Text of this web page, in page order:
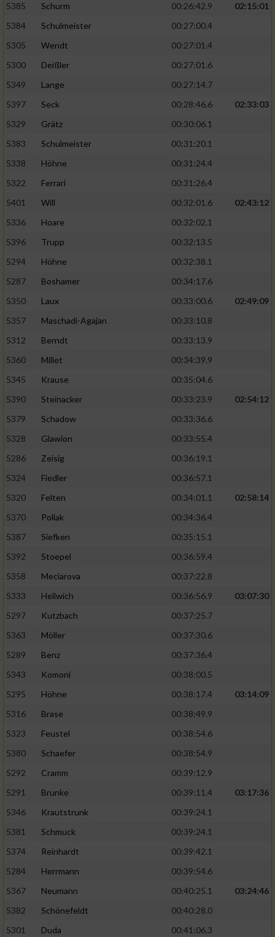
5385 Schurm 00:26:42.9
02:15:01
5384
Schulmeister
00:27:00.4
5305
Wendt
00:27:01.4
5300
Deißler
00:27:01.6
5349
Lange
00:27:14.7
5397
Seck 00:28:46.6
02:33:03
5329
Grätz
00:30:06.1
5383
Schulmeister
00:31:20.1
5338
Höhne
00:31:24.4
5322
Ferrari
00:31:26.4
5401
Will 00:32:01.6
02:43:12
5336
Hoare
00:32:02.1
5396
Trupp
00:32:13.5
5294
Höhne
00:32:38.1
5287
Boshamer
00:34:17.6
5350
Laux 00:33:00.6
02:49:09
5357
Maschadi-Agajan
00:33:10.8
5312
Berndt
00:33:13.9
5360
Millet
00:34:39.9
5345
Krause
00:35:04.6
5390
Steinacker 00:33:23.9
02:54:12
5379
Schadow
00:33:36.6
5328
Glawion
00:33:55.4
5286
Zeisig
00:36:19.1
5324
Fiedler
00:36:57.1
5320
Felten 00:34:01.1
02:58:14
5370
Pollak
00:34:36.4
5387
Siefken
00:35:15.1
5392
Stoepel
00:36:59.4
5358
Meciarova
00:37:22.8
5333
Hellwich 00:36:56.9
03:07:30
5297
Kutzbach
00:37:25.7
5363
Möller
00:37:30.6
5289
Benz
00:37:36.4
5343
Komoni
00:38:00.5
5295
Höhne 00:38:17.4
03:14:09
5316
Brase
00:38:49.9
5323
Feustel
00:38:54.6
5380
Schaefer
00:38:54.9
5292
Cramm
00:39:12.9
5291
Brunke 00:39:11.4
03:17:36
5346
Krautstrunk
00:39:24.1
5381
Schmuck
00:39:24.1
5374
Reinhardt
00:39:42.1
5284
Herrmann
00:39:54.6
5367
Neumann 00:40:25.1
03:24:46
5382
Schönefeldt
00:40:28.0
5301
Duda 00:41:06.3